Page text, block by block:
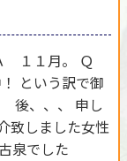
１１月。 Ｑ
という訳で御
後、、、 申し
致しました女性
泉でした